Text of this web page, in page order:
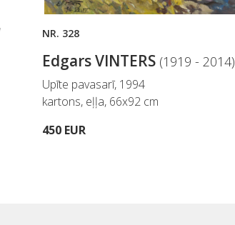
NR. 328
Edgars VINTERS (1919 - 2014)
Upīte pavasarī, 1994
kartons, eļļa, 66x92 cm
450 EUR